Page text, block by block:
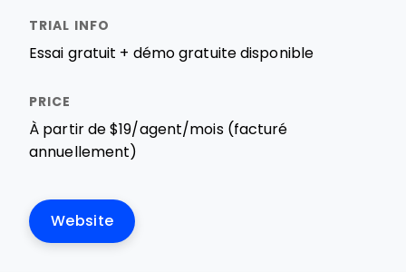
Essai gratuit + démo gratuite disponible
À partir de $19/agent/mois (facturé
annuellement)
Website